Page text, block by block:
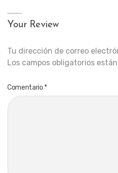
Your Review
Tu dirección de correo
Los campos obligatorios
Comentario *